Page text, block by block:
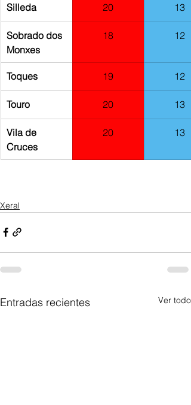
​Silleda 20 13
Sobrado dos
Monxes
18 12
Toques 19 12
Touro 20 13
Vila de
Cruces
20 13
Xeral
Entradas recientes Ver todo